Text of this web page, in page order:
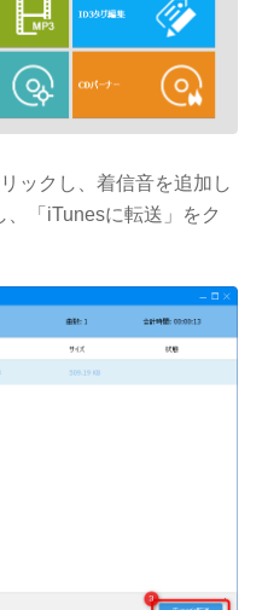
ックし、着信音を追加し
、「iTunesに転送」をク